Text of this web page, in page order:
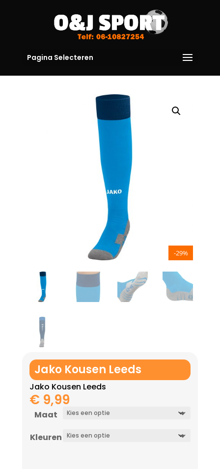
Pagina Selecteren
-29%
Jako Kousen Leeds
Jako Kousen Leeds
€ 9,99
Maat
Kleuren